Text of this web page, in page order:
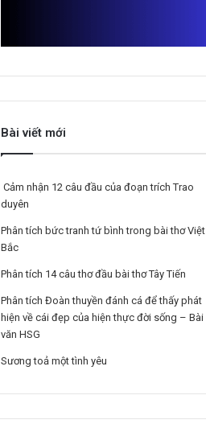
Bài viết mới
Cảm nhận 12 câu đầu của đoạn trích Trao
duyên
Phân tích bức tranh tứ bình trong bài thơ Việt
Bắc
Phân tích 14 câu thơ đầu bài thơ Tây Tiến
Phân tích Đoàn thuyền đánh cá để thấy phát
hiện về cái đẹp của hiện thực đời sống – Bài
văn HSG
Sương toả một tình yêu